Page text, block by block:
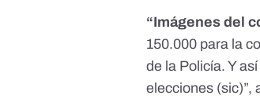
“Imágenes del
150.000 para la
de la Policía. Y
elecciones (sic)”,